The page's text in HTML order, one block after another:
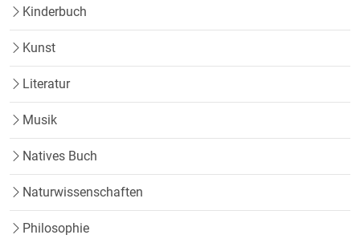
Kinderbuch
Kunst
Literatur
Musik
Natives Buch
Naturwissenschaften
Philosophie